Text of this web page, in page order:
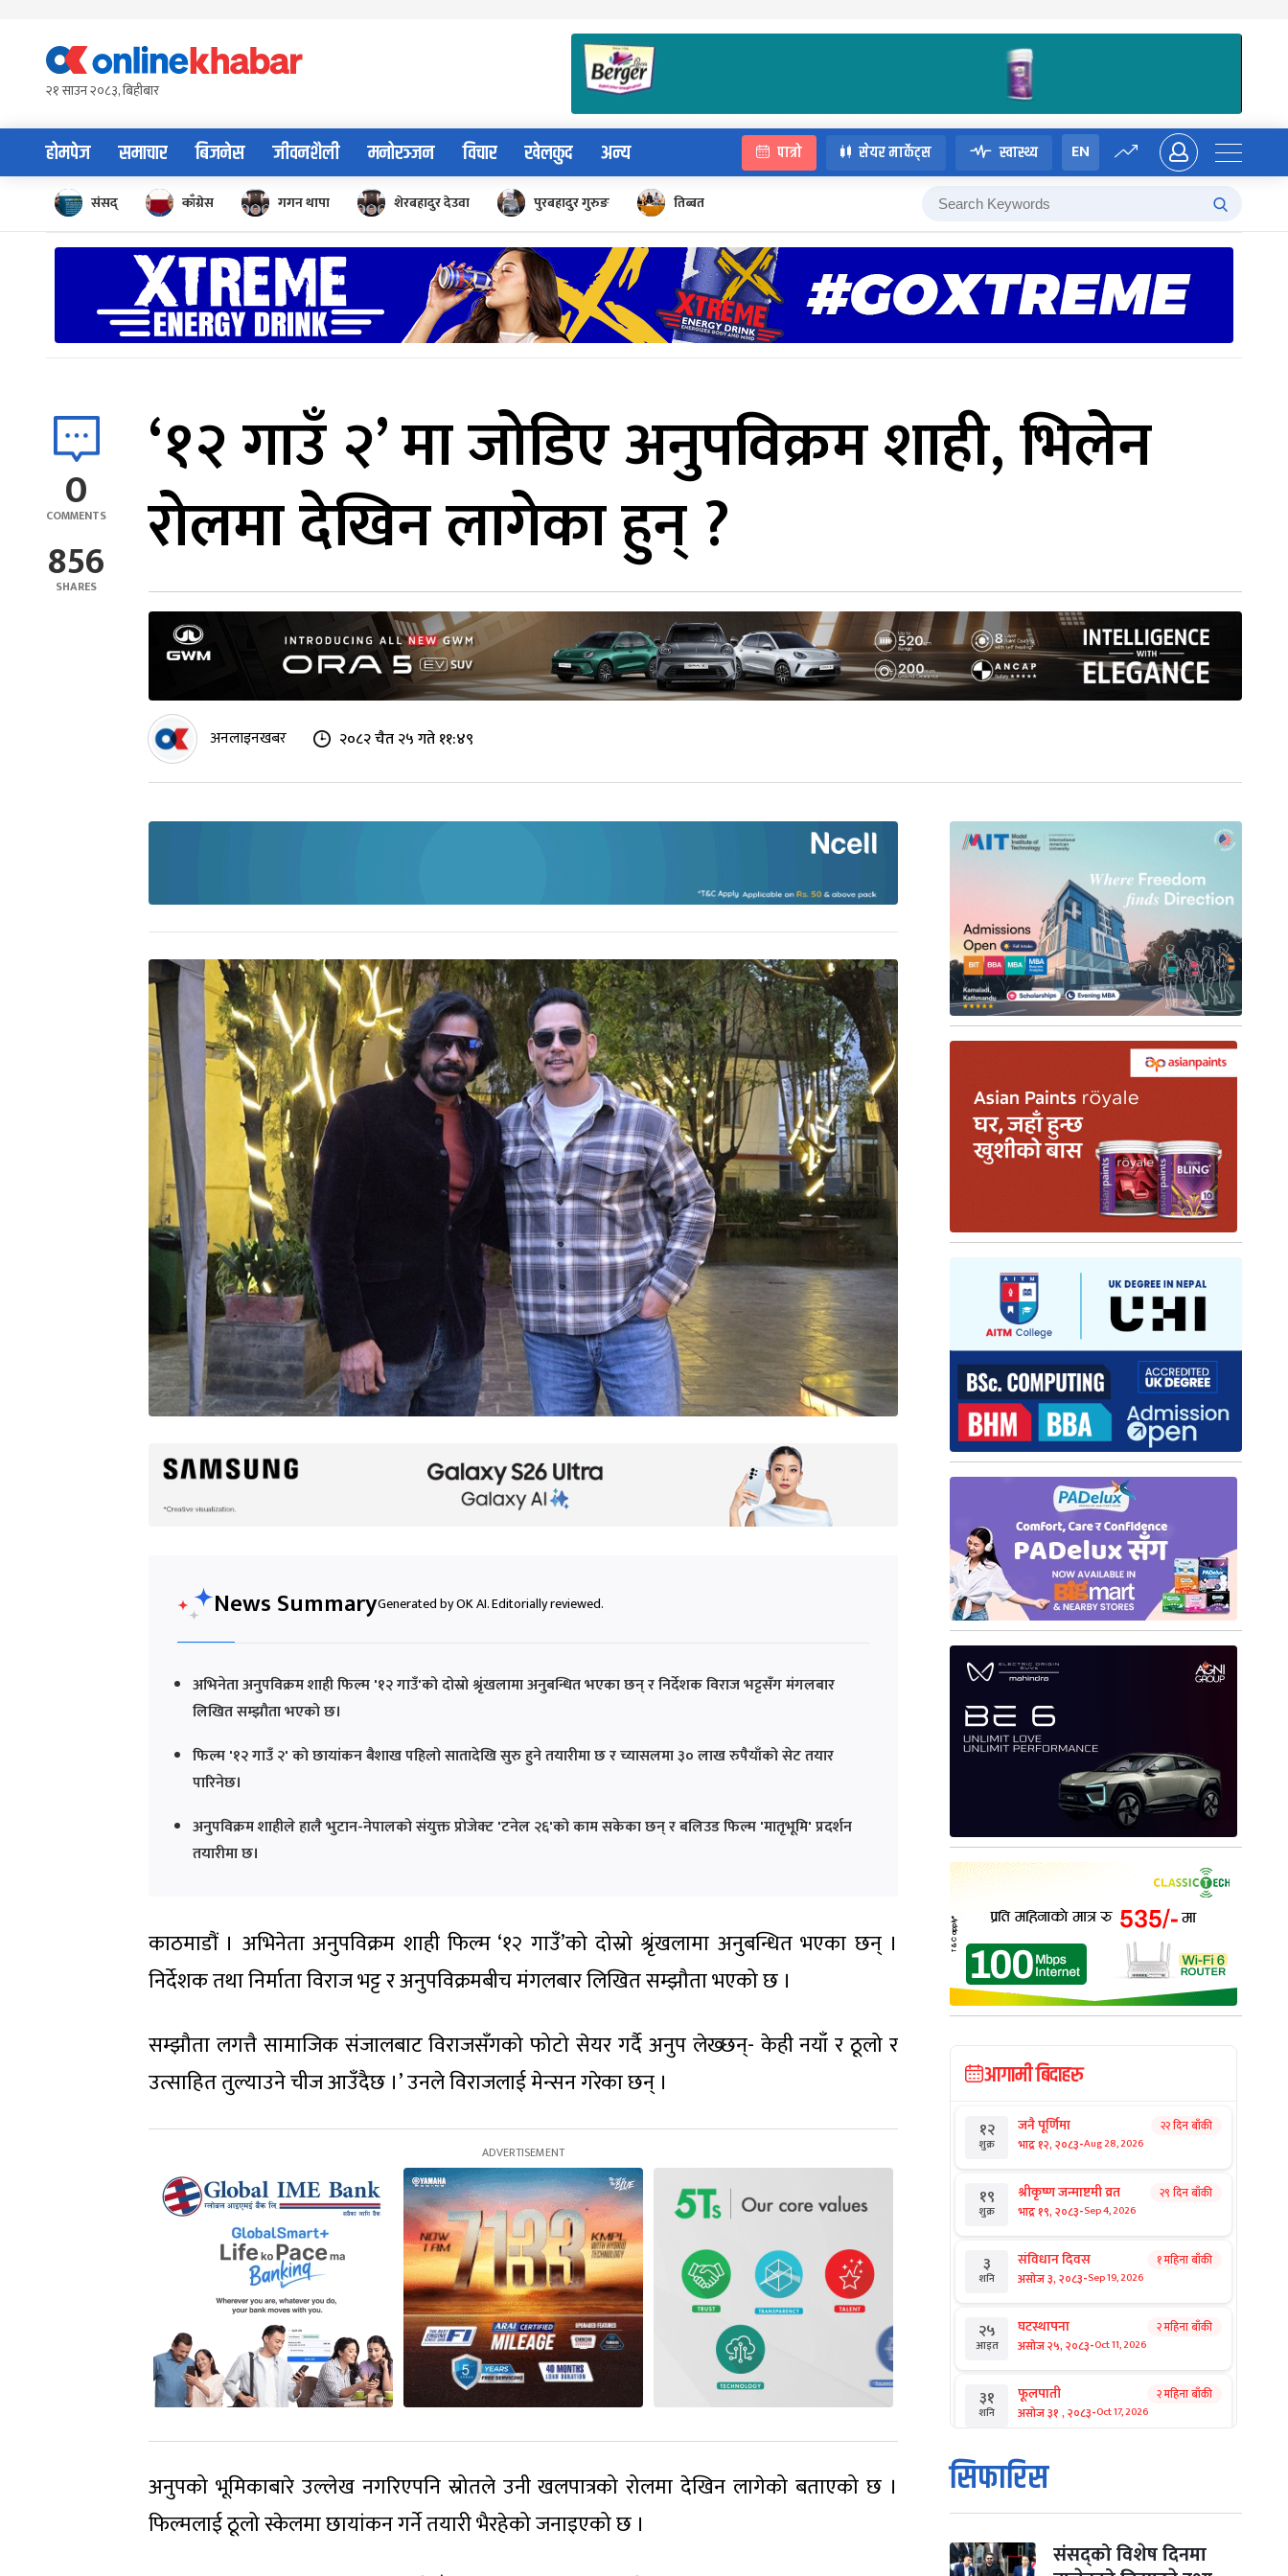
content२१ साउन २०८३, बिहीबार
होमपेज समाचार बिजनेस जीवनशैली मनोरञ्जन विचार खेलकुद अन्य पात्रो सेयर मार्केट्स स्वास्थ्य EN
संसद् काँग्रेस गगन थापा शेरबहादुर देउवा पुरबहादुर गुरुङ तिब्बत
0
COMMENTS
856
SHARES
‘१२ गाउँ २’ मा जोडिए अनुपविक्रम शाही, भिलेन
रोलमा देखिन लागेका हुन् ?
अनलाइनखबर २०८२ चैत २५ गते ११:४९
News SummaryGenerated by OK AI. Editorially reviewed.
अभिनेता अनुपविक्रम शाही फिल्म '१२ गाउँ'को दोस्रो श्रृंखलामा अनुबन्धित भएका छन् र निर्देशक विराज भट्टसँग मंगलबार
लिखित सम्झौता भएको छ।
फिल्म '१२ गाउँ २' को छायांकन बैशाख पहिलो सातादेखि सुरु हुने तयारीमा छ र च्यासलमा ३० लाख रुपैयाँको सेट तयार
पारिनेछ।
अनुपविक्रम शाहीले हालै भुटान-नेपालको संयुक्त प्रोजेक्ट 'टनेल २६'को काम सकेका छन् र बलिउड फिल्म 'मातृभूमि' प्रदर्शन
तयारीमा छ।
काठमाडौं । अभिनेता अनुपविक्रम शाही फिल्म ‘१२ गाउँ’को दोस्रो श्रृंखलामा अनुबन्धित भएका छन् ।
निर्देशक तथा निर्माता विराज भट्ट र अनुपविक्रमबीच मंगलबार लिखित सम्झौता भएको छ ।
सम्झौता लगत्तै सामाजिक संजालबाट विराजसँगको फोटो सेयर गर्दै अनुप लेख्छन्- केही नयाँ र ठूलो र
उत्साहित तुल्याउने चीज आउँदैछ ।’ उनले विराजलाई मेन्सन गरेका छन् ।
अनुपको भूमिकाबारे उल्लेख नगरिएपनि स्रोतले उनी खलपात्रको रोलमा देखिन लागेको बताएको छ ।
फिल्मलाई ठूलो स्केलमा छायांकन गर्ने तयारी भैरहेको जनाइएको छ ।
आगामी बिदाहरु
१२
शुक्र
जनै पूर्णिमा
भाद्र १२, २०८३-Aug 28, 2026
२२ दिन बाँकी
१९
शुक्र
श्रीकृष्ण जन्माष्टमी व्रत
भाद्र १९, २०८३-Sep 4, 2026
२९ दिन बाँकी
३
शनि
संविधान दिवस
असोज ३, २०८३-Sep 19, 2026
१ महिना बाँकी
२५
आइत
घटस्थापना
असोज २५, २०८३-Oct 11, 2026
२ महिना बाँकी
३१
शनि
फूलपाती
असोज ३१ , २०८३-Oct 17, 2026
२ महिना बाँकी
१
आइत
कार्तिक सङ्क्रान्ति
कार्तिक १, २०८३
मंगल कार्तिक ३, २०८३-Oct 20, 2026
सिफारिस
संसद्को विशेष दिनमा